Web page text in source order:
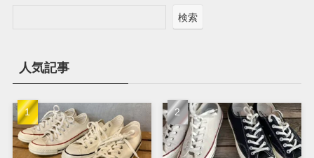
検索
人気記事